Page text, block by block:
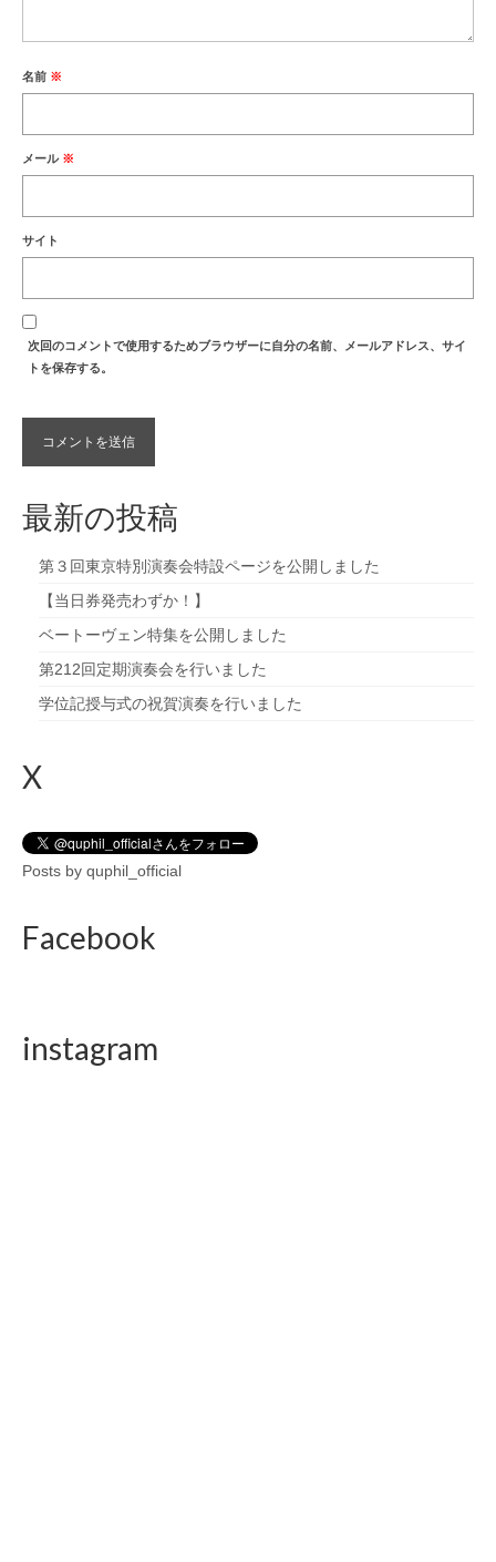
名前 ※
メール ※
サイト
次回のコメントで使用するためブラウザーに自分の名前、メールアドレス、サイ
トを保存する。
最新の投稿
第３回東京特別演奏会特設ページを公開しました
【当日券発売わずか！】
ベートーヴェン特集を公開しました
第212回定期演奏会を行いました
学位記授与式の祝賀演奏を行いました
X
Posts by quphil_official
Facebook
instagram